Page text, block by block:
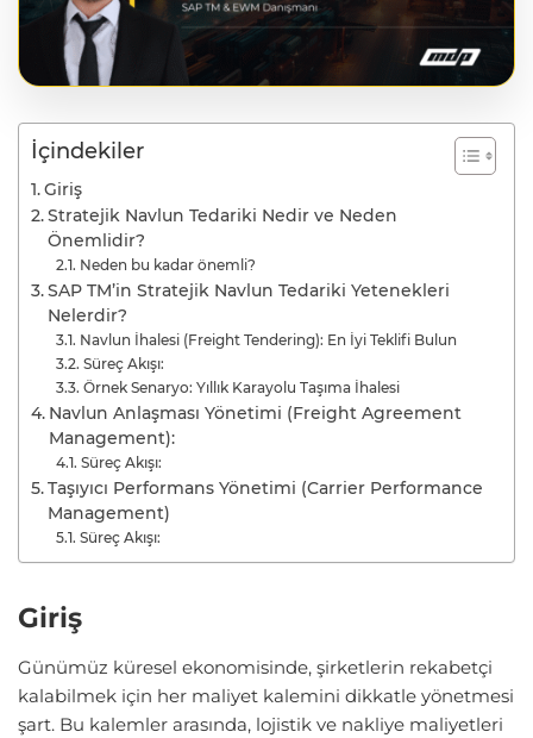
İçindekiler
Giriş
Stratejik Navlun Tedariki Nedir ve Neden
Önemlidir?
Neden bu kadar önemli?
SAP TM’in Stratejik Navlun Tedariki Yetenekleri
Nelerdir?
Navlun İhalesi (Freight Tendering): En İyi Teklifi Bulun
Süreç Akışı:
Örnek Senaryo: Yıllık Karayolu Taşıma İhalesi
Navlun Anlaşması Yönetimi (Freight Agreement
Management):
Süreç Akışı:
Taşıyıcı Performans Yönetimi (Carrier Performance
Management)
Süreç Akışı:
Giriş
Günümüz küresel ekonomisinde, şirketlerin rekabetçi
kalabilmek için her maliyet kalemini dikkatle yönetmesi
şart. Bu kalemler arasında, lojistik ve nakliye maliyetleri